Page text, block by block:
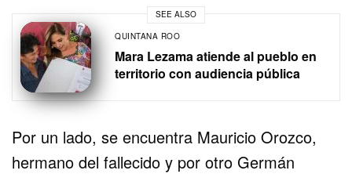
SEE ALSO
QUINTANA ROO
Mara Lezama atiende al pueblo en
territorio con audiencia pública
Por un lado, se encuentra Mauricio Orozco,
hermano del fallecido y por otro Germán